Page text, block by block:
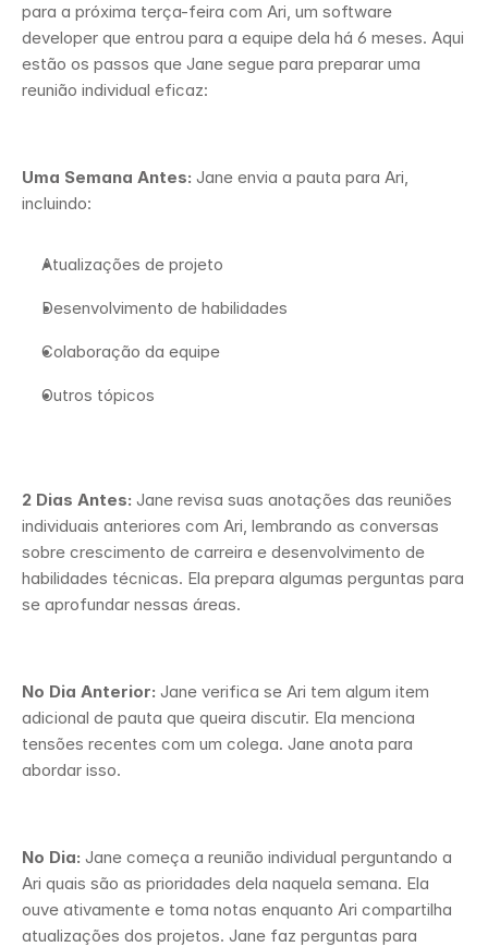
para a próxima terça-feira com Ari, um software
developer que entrou para a equipe dela há 6 meses. Aqui
estão os passos que Jane segue para preparar uma
reunião individual eficaz:
Uma Semana Antes: Jane envia a pauta para Ari,
incluindo:
Atualizações de projeto
Desenvolvimento de habilidades
Colaboração da equipe
Outros tópicos
2 Dias Antes: Jane revisa suas anotações das reuniões
individuais anteriores com Ari, lembrando as conversas
sobre crescimento de carreira e desenvolvimento de
habilidades técnicas. Ela prepara algumas perguntas para
se aprofundar nessas áreas.
No Dia Anterior: Jane verifica se Ari tem algum item
adicional de pauta que queira discutir. Ela menciona
tensões recentes com um colega. Jane anota para
abordar isso.
No Dia: Jane começa a reunião individual perguntando a
Ari quais são as prioridades dela naquela semana. Ela
ouve ativamente e toma notas enquanto Ari compartilha
atualizações dos projetos. Jane faz perguntas para